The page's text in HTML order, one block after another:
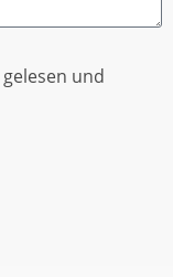
gelesen und